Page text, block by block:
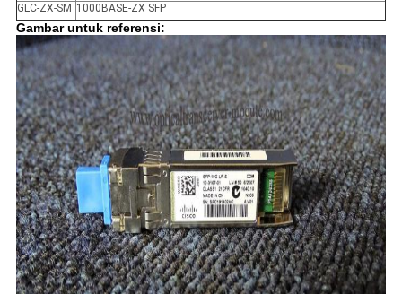
GLC-ZX-SM 1000BASE-ZX SFP
Gambar untuk referensi: